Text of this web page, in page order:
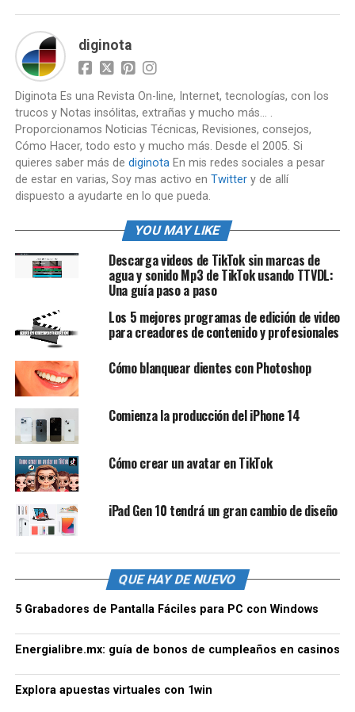
diginota
Diginota Es una Revista On-line, Internet, tecnologías, con los
trucos y Notas insólitas, extrañas y mucho más... .
Proporcionamos Noticias Técnicas, Revisiones, consejos,
Cómo Hacer, todo esto y mucho más. Desde el 2005. Si
quieres saber más de diginotaEn mis redes sociales a pesar
de estar en varias, Soy mas activo en Twittery de allí
dispuesto a ayudarte en lo que pueda.
YOU MAY LIKE
Descarga videos de TikTok sin marcas de
agua y sonido Mp3 de TikTok usando TTVDL:
Una guía paso a paso
Los 5 mejores programas de edición de video
para creadores de contenido y profesionales
Cómo blanquear dientes con Photoshop
Comienza la producción del iPhone 14
Cómo crear un avatar en TikTok
iPad Gen 10 tendrá un gran cambio de diseño
QUE HAY DE NUEVO
5 Grabadores de Pantalla Fáciles para PC con Windows
Energialibre.mx: guía de bonos de cumpleaños en casinos
Explora apuestas virtuales con 1win